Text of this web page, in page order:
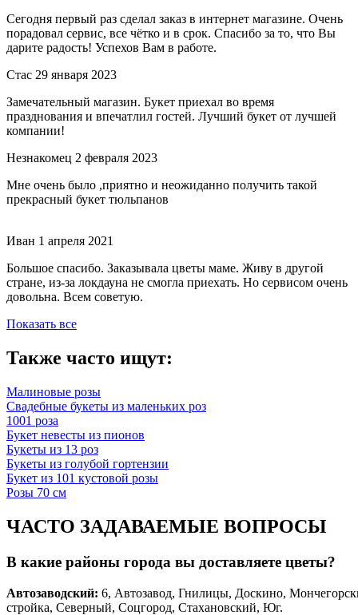
Сегодня первый раз сделал заказ в интернет магазине. Очень
порадовал сервис, все чётко и в срок. Спасибо за то, что Вы
дарите радость! Успехов Вам в работе.
Стас 29 января 2023
Замечательный магазин. Букет приехал во время
празднования и впечатлил гостей. Лучший букет от лучшей
компании!
Незнакомец 2 февраля 2023
Мне очень было ,приятно и неожиданно получить такой
прекрасный букет тюльпанов
Иван 1 апреля 2021
Большое спасибо. Заказывала цветы маме. Живу в другой
стране, из-за локдауна не смогла приехать. Но сервисом очень
довольна. Всем советую.
Показать все
Также часто ищут:
Малиновые розы
Свадебные букеты из маленьких роз
1001 роза
Букет невесты из пионов
Букеты из 13 роз
Букеты из голубой гортензии
Букет из 101 кустовой розы
Розы 70 см
ЧАСТО ЗАДАВАЕМЫЕ ВОПРОСЫ
В какие районы города вы доставляете цветы?
Автозаводский: 6, Автозавод, Гнилицы, Доскино,
стройка, Северный, Соцгород, Стахановский, Юг.